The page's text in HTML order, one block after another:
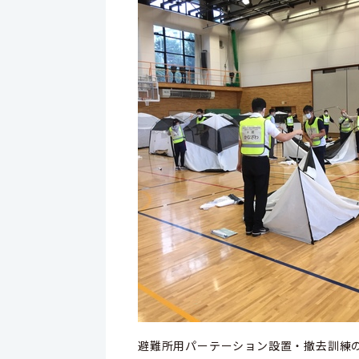
避難所用パーテーション設置・撤去訓練